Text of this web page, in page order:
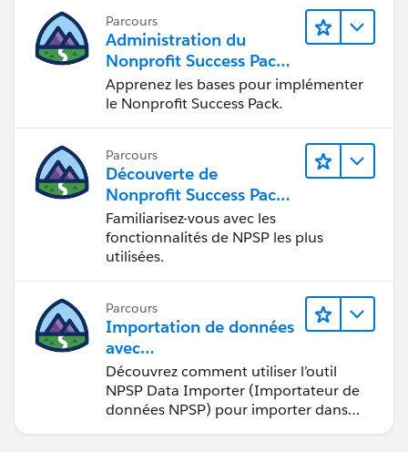
Parcours
Administration du
Nonprofit Success Pack
(NPSP)
Apprenez les bases pour implémenter
le Nonprofit Success Pack.
Parcours
Découverte de
Nonprofit Success Pack
(NPSP)
Familiarisez-vous avec les
fonctionnalités de NPSP les plus
utilisées.
Parcours
Importation de données
avec
Nonprofit Success Pack
(NPSP)
Découvrez comment utiliser l’outil
NPSP Data Importer (Importateur de
données NPSP) pour importer dans